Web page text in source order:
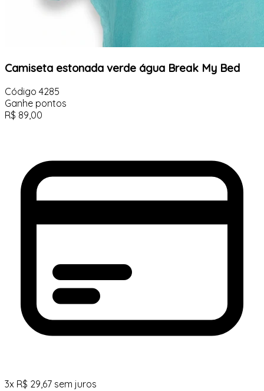
Camiseta estonada verde água Break My Bed
Código 4285
Ganhe pontos
R$ 89,00
3x R$ 29,67 sem juros